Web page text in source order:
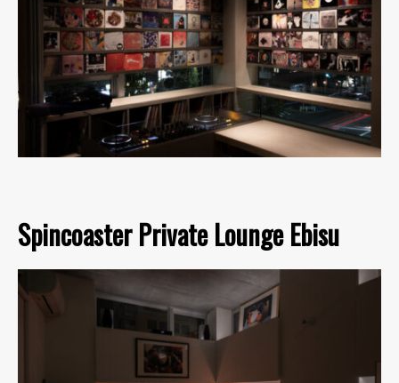
Spincoaster Private Lounge Ebisu